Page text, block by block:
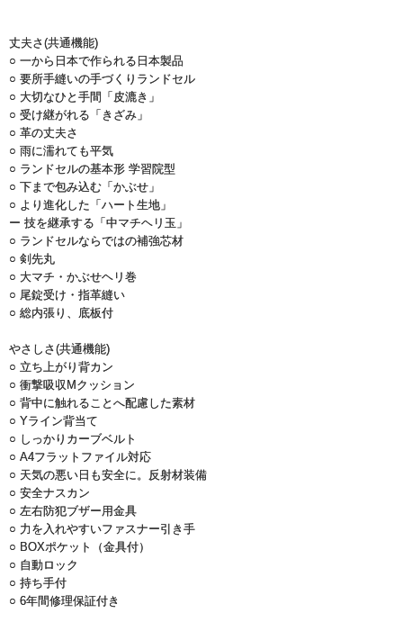
丈夫さ(共通機能)
○ 一から日本で作られる日本製品
○ 要所手縫いの手づくりランドセル
○ 大切なひと手間「皮漉き」
○ 受け継がれる「きざみ」
○ 革の丈夫さ
○ 雨に濡れても平気
○ ランドセルの基本形 学習院型
○ 下まで包み込む「かぶせ」
○ より進化した「ハート生地」
ー 技を継承する「中マチヘリ玉」
○ ランドセルならではの補強芯材
○ 剣先丸
○ 大マチ・かぶせヘリ巻
○ 尾錠受け・指革縫い
○ 総内張り、底板付
やさしさ(共通機能)
○ 立ち上がり背カン
○ 衝撃吸収Mクッション
○ 背中に触れることへ配慮した素材
○ Yライン背当て
○ しっかりカーブベルト
○ A4フラットファイル対応
○ 天気の悪い日も安全に。反射材装備
○ 安全ナスカン
○ 左右防犯ブザー用金具
○ 力を入れやすいファスナー引き手
○ BOXポケット（金具付）
○ 自動ロック
○ 持ち手付
○ 6年間修理保証付き